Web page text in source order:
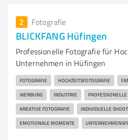
2 Fotografie
BLICKFANG Hüfingen
Professionelle Fotografie für
Unternehmen in Hüfingen
FOTOGRAFIE HOCHZEITSFOTOGRAFIE
WERBUNG INDUSTRIE
KREATIVE FOTOGRAFIE INDIVIDUELLE
EMOTIONALE MOMENTE